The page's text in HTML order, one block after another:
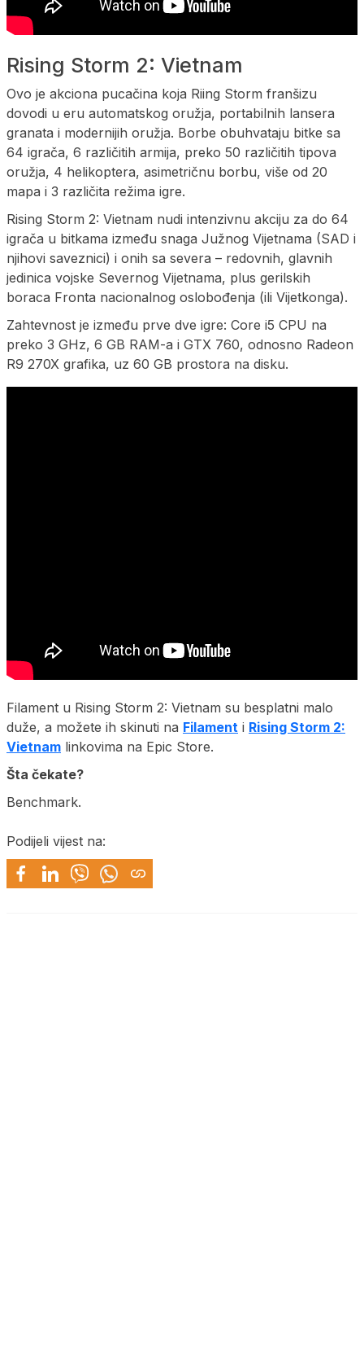
Rising Storm 2: Vietnam
Ovo je akciona pucačina koja Riing Storm franšizu
dovodi u eru automatskog oružja, portabilnih lansera
granata i modernijih oružja. Borbe obuhvataju bitke sa
64 igrača, 6 različitih armija, preko 50 različitih tipova
oružja, 4 helikoptera, asimetričnu borbu, više od 20
mapa i 3 različita režima igre.
Rising Storm 2: Vietnam nudi intenzivnu akciju za do 64
igrača u bitkama između snaga Južnog Vijetnama (SAD i
njihovi saveznici) i onih sa severa – redovnih, glavnih
jedinica vojske Severnog Vijetnama, plus gerilskih
boraca Fronta nacionalnog oslobođenja (ili Vijetkonga).
Zahtevnost je između prve dve igre: Core i5 CPU na
preko 3 GHz, 6 GB RAM-a i GTX 760, odnosno Radeon
R9 270X grafika, uz 60 GB prostora na disku.
Filament u Rising Storm 2: Vietnam su besplatni malo
duže, a možete ih skinuti na Filament i Rising Storm 2:
Vietnam linkovima na Epic Store.
Šta čekate?
Benchmark.
Podijeli vijest na: